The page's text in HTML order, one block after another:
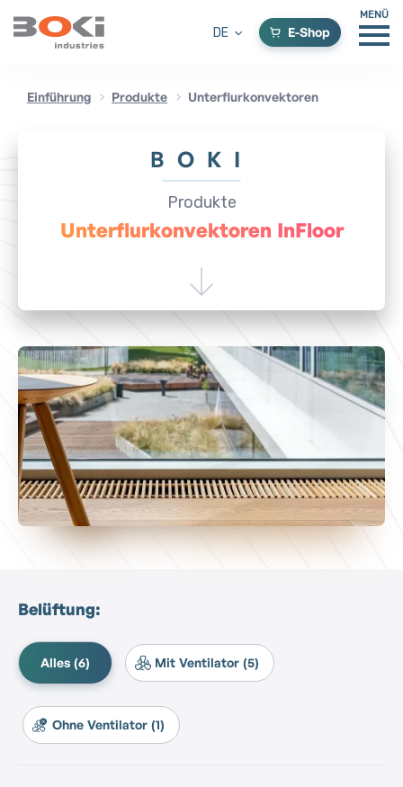
DE E-Shop
MENÜ
Einführung Produkte Unterflurkonvektoren
BOKI
Produkte
Unterflurkonvektoren InFloor
Belüftung:
Alles (6) Mit Ventilator (5)
Ohne Ventilator (1)